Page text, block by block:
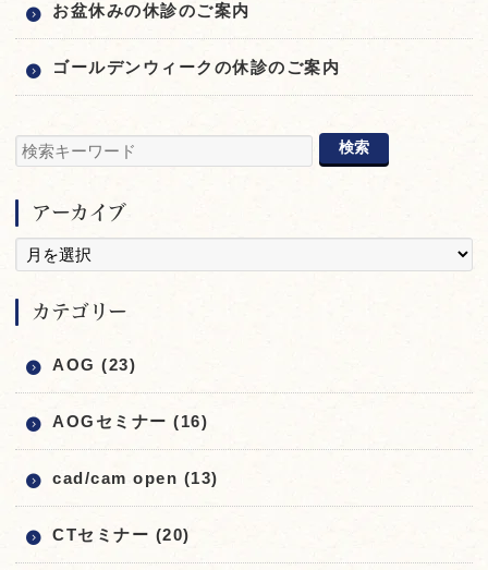
お盆休みの休診のご案内
ゴールデンウィークの休診のご案内
アーカイブ
カテゴリー
AOG (23)
AOGセミナー (16)
cad/cam open (13)
CTセミナー (20)